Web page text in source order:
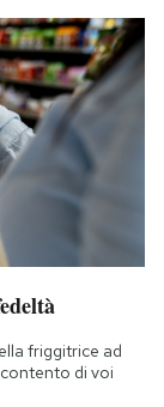
friggitrice ad
di voi